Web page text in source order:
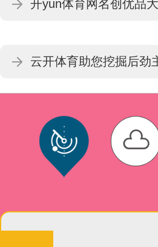
开yun体育网名创优品
云开体育助您挖掘后
22日-开云平台皇马赞